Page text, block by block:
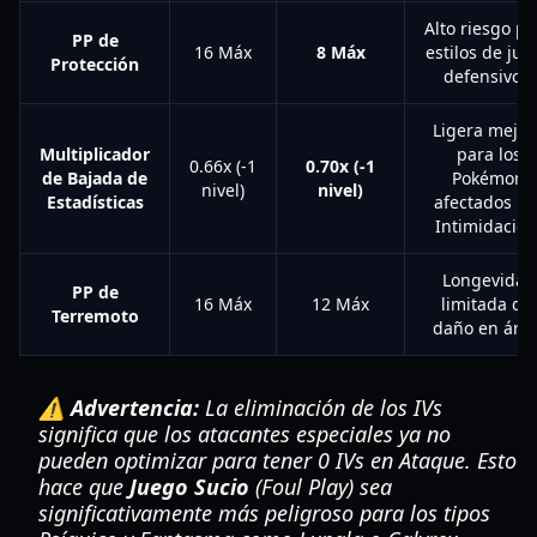
PP de
Protección
16 Máx 8 Máx
Alto riesgo
estilos de
defensivos.
Multiplicador
de Bajada de
Estadísticas
0.66x (-1
nivel)
0.70x (-1
nivel)
Ligera
para los
Pokémon
afectados
PP de
Terremoto
16 Máx 12 Máx
Longevidad
limitada del
daño en
⚠️ Advertencia: La eliminación de los IVs
significa que los atacantes especiales ya no
pueden optimizar para tener 0 IVs en Ataque. Esto
hace que Juego Sucio (Foul Play) sea
significativamente más peligroso para los tipos